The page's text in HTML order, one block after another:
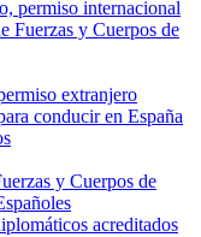
permiso internacional
Fuerzas y Cuerpos de
extranjero
conducir en España
y Cuerpos de
acreditados